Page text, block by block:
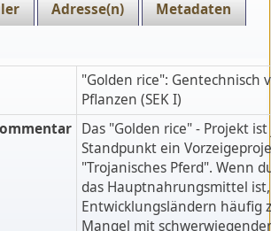
Adresse(n)
Metadaten
"Golden rice": Gentechnisch
Pflanzen (SEK I)
Das "Golden rice" - Projekt
Standpunkt ein
"Trojanisches Pferd". Wenn
das Hauptnahrungsmittel
Entwicklungsländern häufig
Mangel mit